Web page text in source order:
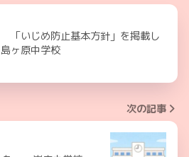
「いじめ防止基本方針」を掲載し
ヶ原中学校
次の記事